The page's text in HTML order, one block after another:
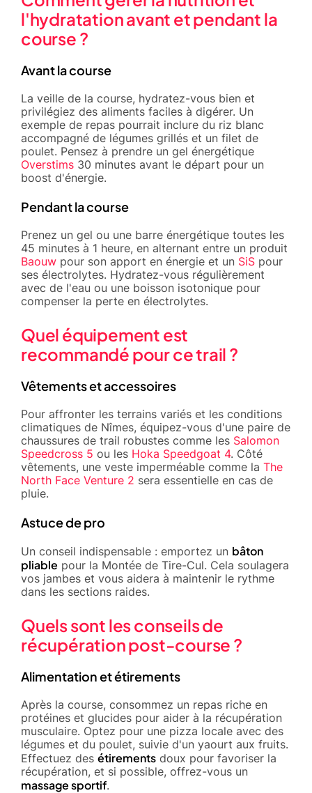
l'hydratation avant et pendant la
course ?
Avant la course
La veille de la course, hydratez-vous bien et
privilégiez des aliments faciles à digérer. Un
exemple de repas pourrait inclure du riz blanc
accompagné de légumes grillés et un filet de
poulet. Pensez à prendre un gel énergétique
Overstims 30 minutes avant le départ pour un
boost d'énergie.
Pendant la course
Prenez un gel ou une barre énergétique toutes les
45 minutes à 1 heure, en alternant entre un produit
Baouw pour son apport en énergie et un SiS pour
ses électrolytes. Hydratez-vous régulièrement
avec de l'eau ou une boisson isotonique pour
compenser la perte en électrolytes.
Quel équipement est
recommandé pour ce trail ?
Vêtements et accessoires
Pour affronter les terrains variés et les conditions
climatiques de Nîmes, équipez-vous d'une paire de
chaussures de trail robustes comme les Salomon
Speedcross 5 ou les Hoka Speedgoat 4. Côté
vêtements, une veste imperméable comme la The
North Face Venture 2 sera essentielle en cas de
pluie.
Astuce de pro
Un conseil indispensable : emportez un bâton
pliable pour la Montée de Tire-Cul. Cela soulagera
vos jambes et vous aidera à maintenir le rythme
dans les sections raides.
Quels sont les conseils de
récupération post-course ?
Alimentation et étirements
Après la course, consommez un repas riche en
protéines et glucides pour aider à la récupération
musculaire. Optez pour une pizza locale avec des
légumes et du poulet, suivie d'un yaourt aux fruits.
Effectuez des étirements doux pour favoriser la
récupération, et si possible, offrez-vous un
massage sportif.